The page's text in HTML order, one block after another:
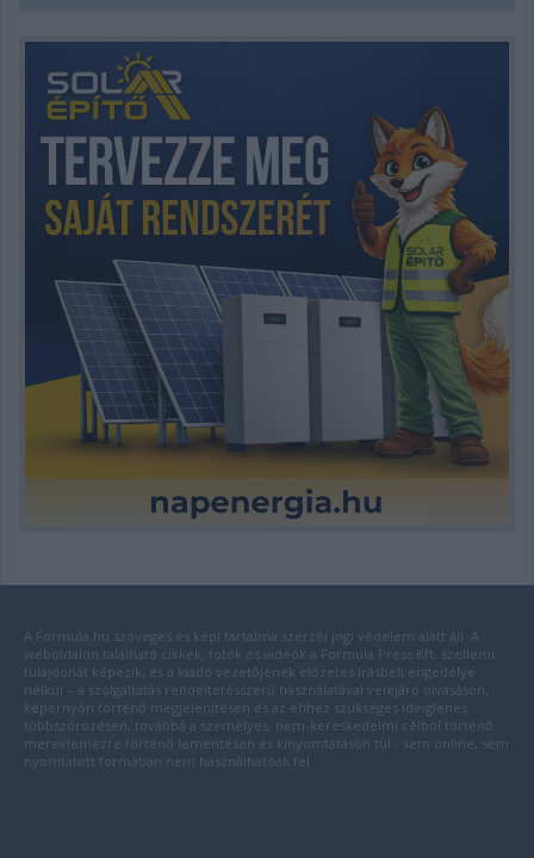
A Formula.hu szöveges és képi tartalma szerzői jogi védelem alatt áll. A
weboldalon található cikkek, fotók és videók a Formula Press Kft. szellemi
tulajdonát képezik, és a kiadó vezetőjének előzetes írásbeli engedélye
nélkül – a szolgáltatás rendeltetésszerű használatával velejáró olvasáson,
képernyőn történő megjelenítésen és az ehhez szükséges ideiglenes
többszörözésen, továbbá a személyes, nem-kereskedelmi célból történő
merevlemezre történő lementésen és kinyomtatáson túl - sem online, sem
nyomtatott formában nem használhatóak fel.